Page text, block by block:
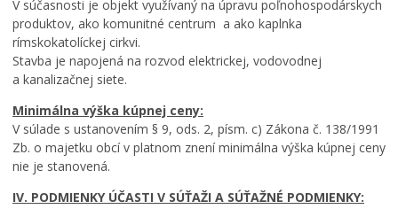
V súčasnosti je objekt využívaný na úpravu poľnohospodárskych
produktov, ako komunitné centrum a ako kaplnka
rímskokatolíckej cirkvi.
Stavba je napojená na rozvod elektrickej, vodovodnej
a kanalizačnej siete.
Minimálna výška kúpnej ceny:
V súlade s ustanovením § 9, ods. 2, písm. c) Zákona č. 138/1991
Zb. o majetku obcí v platnom znení minimálna výška kúpnej ceny
nie je stanovená.
IV. PODMIENKY ÚČASTI V SÚŤAŽI A SÚŤAŽNÉ PODMIENKY: